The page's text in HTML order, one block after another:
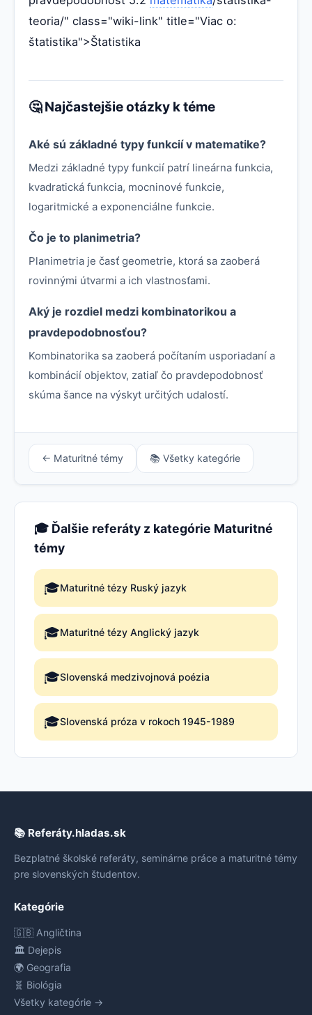
teoria/" class="wiki-link" title="Viac o:
štatistika">Štatistika
🤔 Najčastejšie otázky k téme
Aké sú základné typy funkcií v matematike?
Medzi základné typy funkcií patrí lineárna funkcia,
kvadratická funkcia, mocninové funkcie,
logaritmické a exponenciálne funkcie.
Čo je to planimetria?
Planimetria je časť geometrie, ktorá sa zaoberá
rovinnými útvarmi a ich vlastnosťami.
Aký je rozdiel medzi kombinatorikou a
pravdepodobnosťou?
Kombinatorika sa zaoberá počítaním usporiadaní a
kombinácií objektov, zatiaľ čo pravdepodobnosť
skúma šance na výskyt určitých udalostí.
← Maturitné témy 📚 Všetky kategórie
🎓 Ďalšie referáty z kategórie Maturitné
témy
🎓Maturitné tézy Ruský jazyk
🎓Maturitné tézy Anglický jazyk
🎓Slovenská medzivojnová poézia
🎓Slovenská próza v rokoch 1945-1989
📚 Referáty.hladas.sk
Bezplatné školské referáty, seminárne práce a maturitné témy
pre slovenských študentov.
Kategórie
🇬🇧 Angličtina
🏛️ Dejepis
🌍 Geografia
🧬 Biológia
Všetky kategórie →